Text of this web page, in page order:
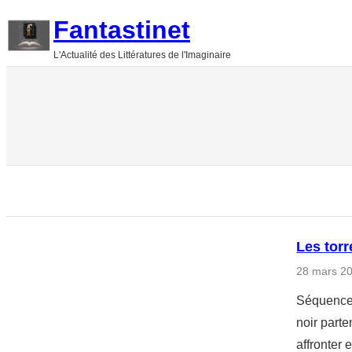
Fantastinet
L'Actualité des Littératures de l'Imaginaire
Les
28 mars
noir
affronter